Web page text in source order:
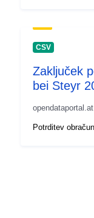
CSV
Zaključek
bei Steyr
opendataportal.at
Potrditev